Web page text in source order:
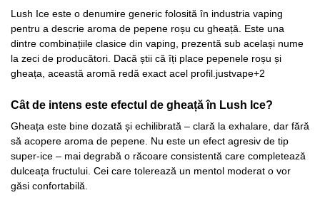
Lush Ice este o denumire generic folosită în industria vaping
pentru a descrie aroma de pepene roșu cu gheață. Este una
dintre combinațiile clasice din vaping, prezentă sub același nume
la zeci de producători. Dacă știi că îți place pepenele roșu și
gheața, această aromă redă exact acel profil.justvape+2
Cât de intens este efectul de gheață în Lush Ice?
Gheața este bine dozată și echilibrată – clară la exhalare, dar fără
să acopere aroma de pepene. Nu este un efect agresiv de tip
super-ice – mai degrabă o răcoare consistentă care completează
dulceața fructului. Cei care tolerează un mentol moderat o vor
găsi confortabilă.